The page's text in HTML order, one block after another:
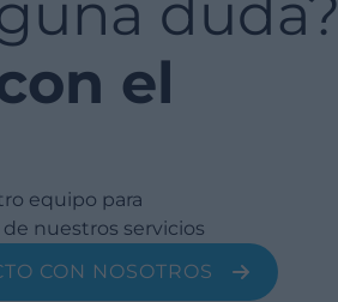
duda?
el
equipo para
nuestros servicios
CON NOSOTROS